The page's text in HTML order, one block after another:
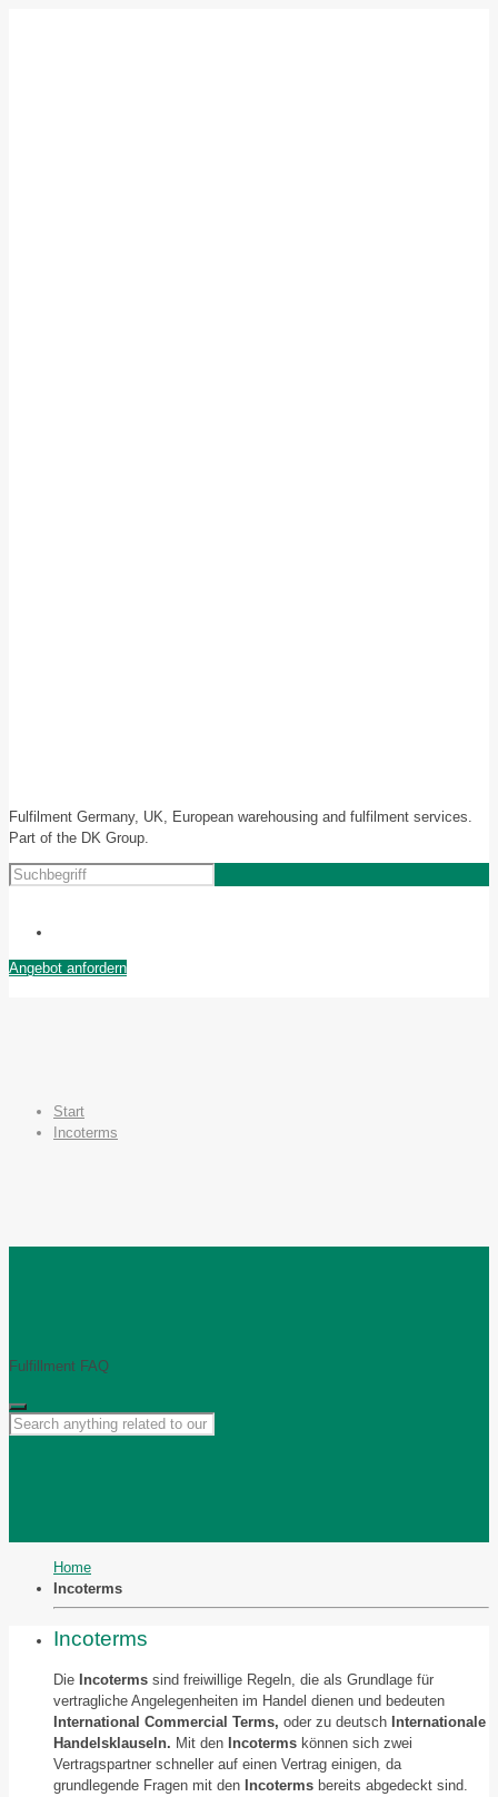
Fulfilment Germany, UK, European warehousing and fulfilment services.
Part of the DK Group.
Angebot anfordern
Start
Incoterms
Fulfillment FAQ
Home
Incoterms
Incoterms
Die Incoterms sind freiwillige Regeln, die als Grundlage für
vertragliche Angelegenheiten im Handel dienen und bedeuten
International Commercial Terms, oder zu deutsch Internationale
Handelsklauseln. Mit den Incoterms können sich zwei
Vertragspartner schneller auf einen Vertrag einigen, da
grundlegende Fragen mit den Incoterms bereits abgedeckt sind.